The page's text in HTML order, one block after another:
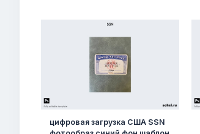
цифровая загрузка США SSN